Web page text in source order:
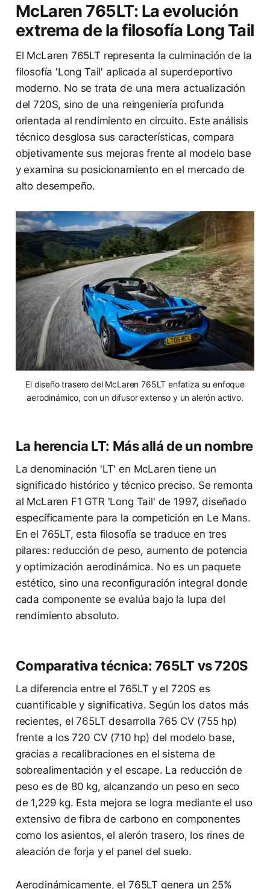
McLaren 765LT: La evolución
extrema de la filosofía Long Tail
El McLaren 765LT representa la culminación de la
filosofía 'Long Tail' aplicada al superdeportivo
moderno. No se trata de una mera actualización
del 720S, sino de una reingeniería profunda
orientada al rendimiento en circuito. Este análisis
técnico desglosa sus características, compara
objetivamente sus mejoras frente al modelo base
y examina su posicionamiento en el mercado de
alto desempeño.
El diseño trasero del McLaren 765LT enfatiza su enfoque
aerodinámico, con un difusor extenso y un alerón activo.
La herencia LT: Más allá de un nombre
La denominación 'LT' en McLaren tiene un
significado histórico y técnico preciso. Se remonta
al McLaren F1 GTR 'Long Tail' de 1997, diseñado
específicamente para la competición en Le Mans.
En el 765LT, esta filosofía se traduce en tres
pilares: reducción de peso, aumento de potencia
y optimización aerodinámica. No es un paquete
estético, sino una reconfiguración integral donde
cada componente se evalúa bajo la lupa del
rendimiento absoluto.
Comparativa técnica: 765LT vs 720S
La diferencia entre el 765LT y el 720S es
cuantificable y significativa. Según los datos más
recientes, el 765LT desarrolla 765 CV (755 hp)
frente a los 720 CV (710 hp) del modelo base,
gracias a recalibraciones en el sistema de
sobrealimentación y el escape. La reducción de
peso es de 80 kg, alcanzando un peso en seco
de 1,229 kg. Esta mejora se logra mediante el uso
extensivo de fibra de carbono en componentes
como los asientos, el alerón trasero, los rines de
aleación de forja y el panel del suelo.
Aerodinámicamente, el 765LT genera un 25%